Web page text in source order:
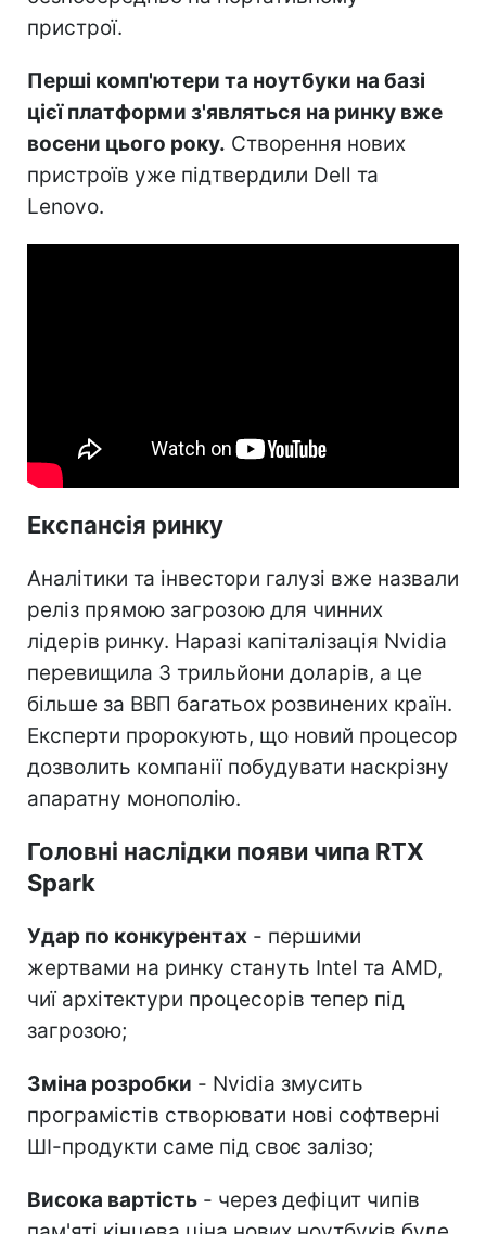
пристрої.
Перші комп'ютери та ноутбуки на базі
цієї платформи з'являться на ринку вже
восени цього року. Створення нових
пристроїв уже підтвердили Dell та
Lenovo.
Експансія ринку
Аналітики та інвестори галузі вже назвали
реліз прямою загрозою для чинних
лідерів ринку. Наразі капіталізація Nvidia
перевищила 3 трильйони доларів, а це
більше за ВВП багатьох розвинених країн.
Експерти пророкують, що новий процесор
дозволить компанії побудувати наскрізну
апаратну монополію.
Головні наслідки появи чипа RTX
Spark
Удар по конкурентах - першими
жертвами на ринку стануть Intel та AMD,
чиї архітектури процесорів тепер під
загрозою;
Зміна розробки - Nvidia змусить
програмістів створювати нові софтверні
ШІ-продукти саме під своє залізо;
Висока вартість - через дефіцит чипів